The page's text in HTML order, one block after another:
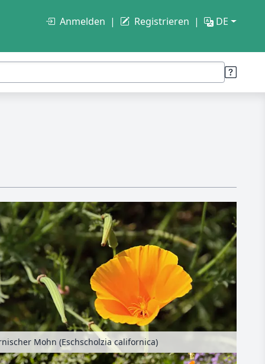
Anmelden Registrieren DE
Mohn (Eschscholzia californica)